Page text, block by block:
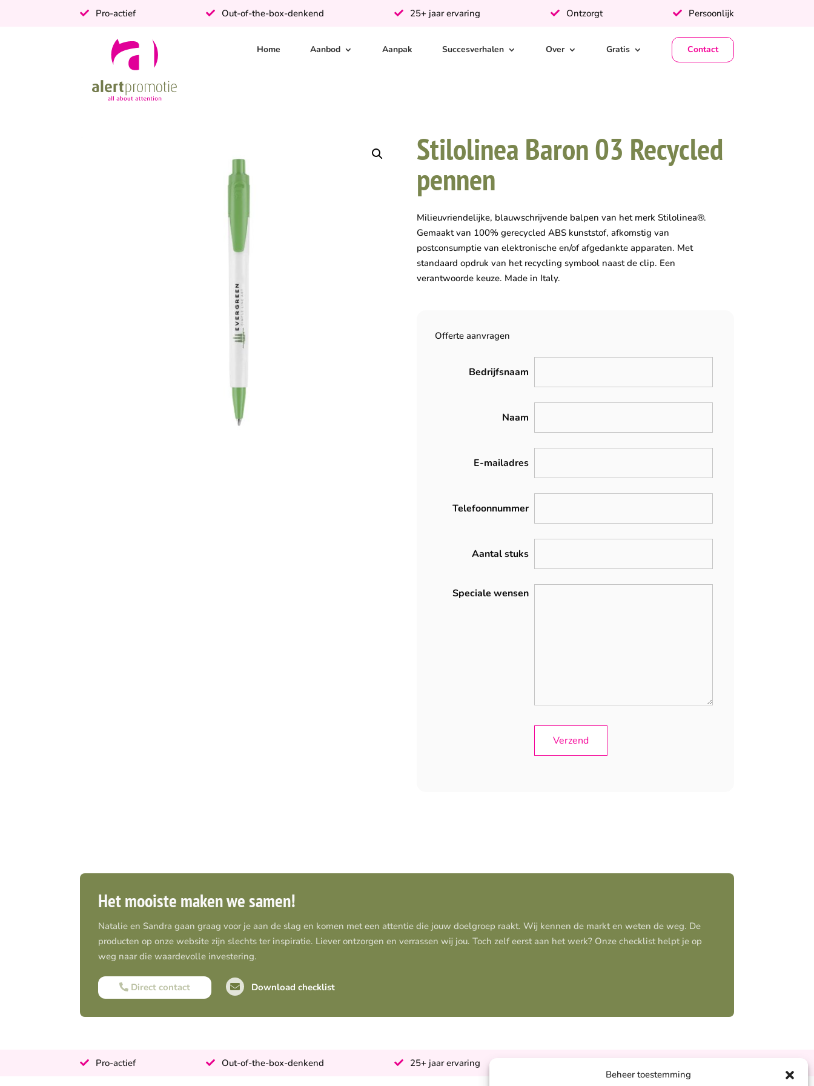
Beheer toestemming
Pro-actief Out-of-the-box-denkend 25+ jaar ervaring Ontzorgt Persoonlijk
Home Aanbod Aanpak Succesverhalen Over Gratis Contact
Stilolinea Baron 03 Recycled
pennen
Milieuvriendelijke, blauwschrijvende balpen van het merk Stilolinea®.
Gemaakt van 100% gerecycled ABS kunststof, afkomstig van
postconsumptie van elektronische en/of afgedankte apparaten. Met
standaard opdruk van het recycling symbool naast de clip. Een
verantwoorde keuze. Made in Italy.
Offerte aanvragen
Bedrijfsnaam
Naam
E-mailadres
Telefoonnummer
Aantal stuks
Speciale wensen
Het mooiste maken we samen!
Natalie en Sandra gaan graag voor je aan de slag en komen met een attentie die jouw doelgroep raakt. Wij kennen de markt en weten de weg. De
producten op onze website zijn slechts ter inspiratie. Liever ontzorgen en verrassen wij jou. Toch zelf eerst aan het werk? Onze checklist helpt je op
weg naar die waardevolle investering.
Direct contact Download checklist
Pro-actief Out-of-the-box-denkend 25+ jaar ervaring